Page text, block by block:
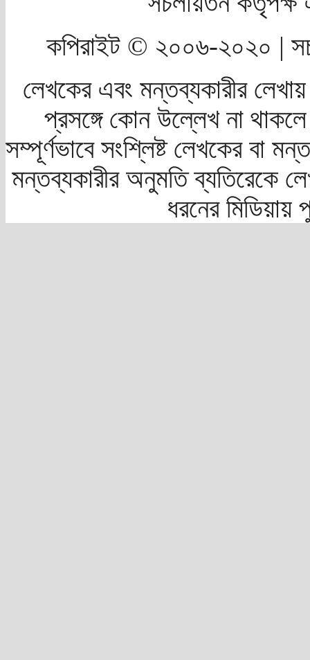
কপিরাইট © ২০০৬-২০২০ |
লেখকের এবং মন্তব্যকারীর
প্রসঙ্গে কোন উল্লেখ না
সম্পূর্ণভাবে সংশ্লিষ্ট লেখকের বা
মন্তব্যকারীর অনুমতি ব্যতিরেকে
ধরনের মিডিয়ায়